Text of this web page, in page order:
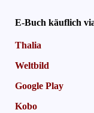
E-Buch käuflich
Thalia
Weltbild
Google Play
Kobo